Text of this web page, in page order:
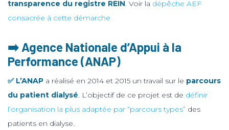
transparence du registre REIN. Voir la dépêche AEF
consacrée à cette démarche
➡️ Agence Nationale d’Appui à la
Performance (ANAP)
✅ L’ANAP a réalisé en 2014 et 2015 un travail sur le parcours
du patient dialysé. L’objectif de ce projet est de définir
l’organisation la plus adaptée par “parcours types” des
patients en dialyse.